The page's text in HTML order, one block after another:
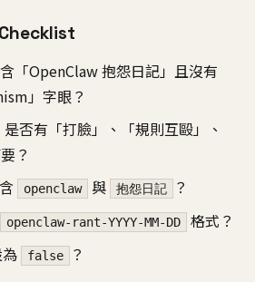
「OpenClaw 抱怨日記」且沒有
」字眼？
是否有「打臉」、「規則互毆」、
？
openclaw 與 抱怨日記
？
openclaw-rant-YYYY-MM-DD
格式？
為 false ？